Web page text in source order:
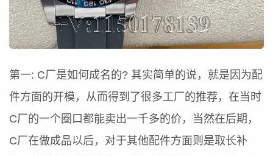
第一: C厂是如何成名的? 其实简单的说，就是因为配
件方面的开模，从而得到了很多工厂的推荐，在当时
C厂的一个圈口都能卖出一千多的价，当然在后期，
C厂在做成品以后，对于其他配件方面则是取长补